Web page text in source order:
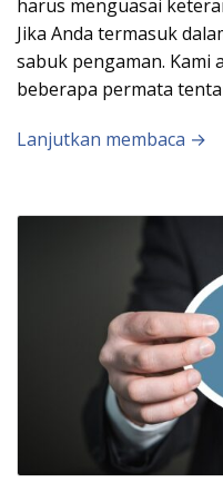
harus menguasai
Jika Anda termasuk
sabuk pengaman. Kami
beberapa permata
Lanjutkan membaca →